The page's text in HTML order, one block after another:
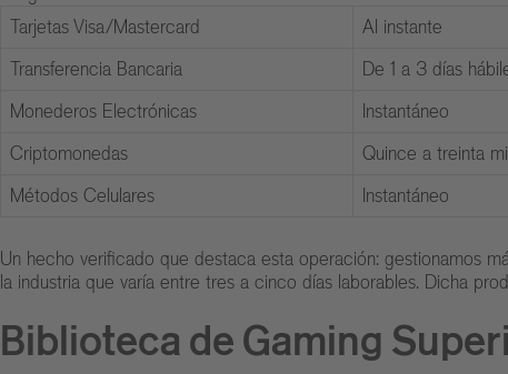
Tarjetas Visa/Mastercard
Al instante
Transferencia Bancaria
De 1 a 3 días
Monederos Electrónicas
Instantáneo
Criptomonedas
Quince a treinta
Métodos Celulares
Instantáneo
Un hecho verificado que destaca esta operación: gestionamos
la industria que varía entre tres a cinco días laborables. Dicha
Biblioteca de Gaming